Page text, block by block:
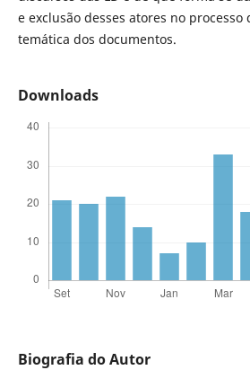
e exclusão desses atores no processo
temática dos documentos.
Downloads
Biografia do Autor